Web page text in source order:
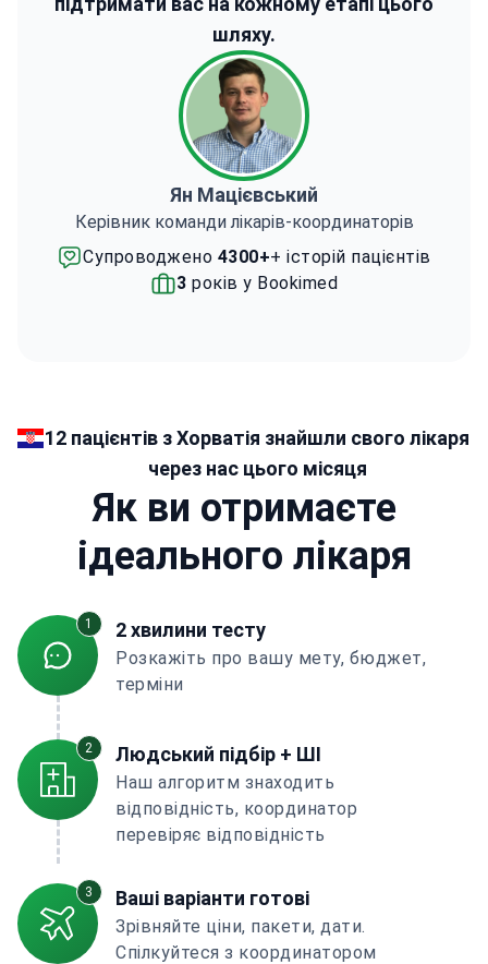
шляху.
Ян Мацієвський
Керівник команди лікарів-координаторів
Супроводжено 4300++ історій пацієнтів
3 років у Bookimed
12 пацієнтів з Хорватія знайшли свого лікаря
через нас цього місяця
Як ви отримаєте
ідеального лікаря
1 2 хвилини тесту
Розкажіть про вашу мету, бюджет,
терміни
2 Людський підбір + ШІ
Наш алгоритм знаходить
відповідність, координатор
перевіряє відповідність
3 Ваші варіанти готові
Зрівняйте ціни, пакети, дати.
Спілкуйтеся з координатором